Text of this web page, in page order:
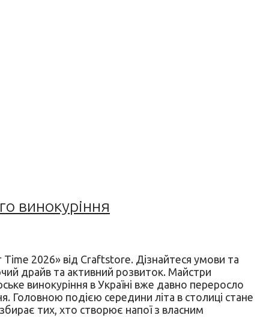
винокуріння
2026» від Craftstore. Дізнайтеся умови та
драйв та активний розвиток. Майстри
винокуріння в Україні вже давно переросло
Головною подією середини літа в столиці стане
тих, хто створює напої з власним